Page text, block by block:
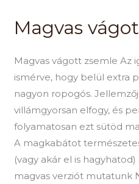
Magvas
Magvas vágott zsemle Az
ismérve, hogy belül extra
nagyon ropogós.
villámgyorsan elfogy, és
folyamatosan ezt sütöd
A magkabátot
(vagy akár el is
magvas verziót mutatunk
zsemle